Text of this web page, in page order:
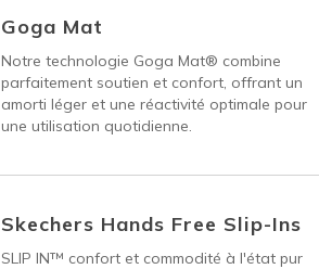
Goga Mat
Notre technologie Goga Mat® combine
parfaitement soutien et confort, offrant un
amorti léger et une réactivité optimale pour
une utilisation quotidienne.
Skechers Hands Free Slip-Ins
SLIP IN™ confort et commodité à l'état pur